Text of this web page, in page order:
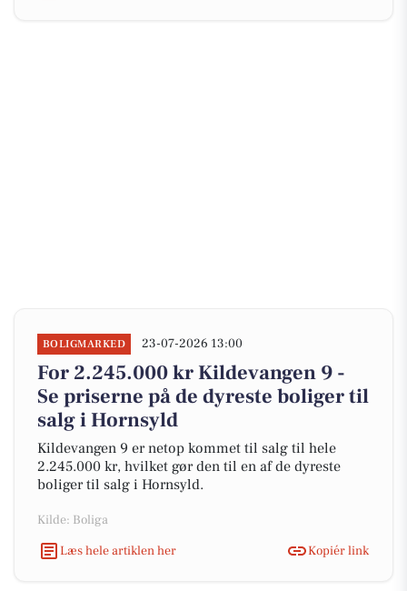
BOLIGMARKED 23-07-2026 13:00
For 2.245.000 kr Kildevangen 9 -
Se priserne på de dyreste boliger til
salg i Hornsyld
Kildevangen 9 er netop kommet til salg til hele
2.245.000 kr, hvilket gør den til en af de dyreste
boliger til salg i Hornsyld.
Kilde: Boliga
Læs hele artiklen her
Kopiér link